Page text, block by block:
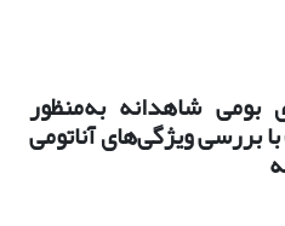
بومی شاهدانه به‌منظور
بررسی ویژگی‌های آناتومی